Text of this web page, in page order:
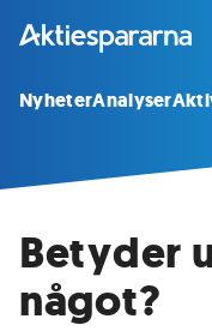
NyheterAnalyser
Betyder
något?